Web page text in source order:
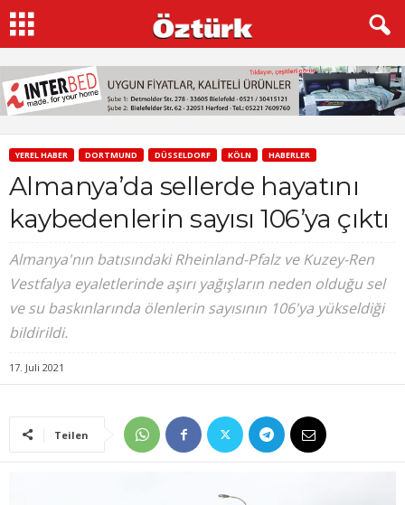
YEREL HABER DORTMUND DÜSSELDORF KÖLN HABERLER
Almanya’da sellerde hayatını
kaybedenlerin sayısı 106’ya çıktı
Almanya'nın batısındaki Rheinland-Pfalz ve Kuzey-Ren
Vestfalya eyaletlerinde aşırı yağışların neden olduğu sel
ve su baskınlarında ölenlerin sayısının 106'ya yükseldiği
bildirildi.
17. Juli 2021
Teilen